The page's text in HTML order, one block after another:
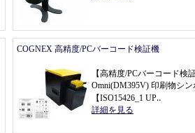
COGNEX 高精度/PCバーコード検証機
【高精度/PCバーコード検
Omni(DM395V) 印刷物シ
【ISO15426_1 UP‥
詳細を見る